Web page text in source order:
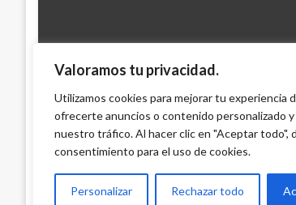
Valoramos tu privacidad.
Utilizamos cookies para mejorar tu experiencia
ofrecerte anuncios o contenido personalizado y
nuestro tráfico. Al hacer clic en "Aceptar todo",
consentimiento para el uso de cookies.
Personalizar Rechazar todo
JUDICIAL
Fiscalía dictó medida de
Gata por homicidio de
Carolina Urrego jueves agosto 9, 2012